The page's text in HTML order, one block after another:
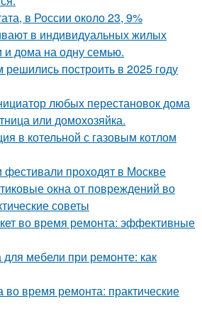
в России около 23, 9%
в индивидуальных жилых
и дома на одну семью.
построить в 2025 году
любых перестановок дома
или домохозяйка.
в котельной с газовым котлом
фестивали проходят в Москве
окна от повреждений во
советы
во время ремонта: эффективные
мебели при ремонте: как
во время ремонта: практические